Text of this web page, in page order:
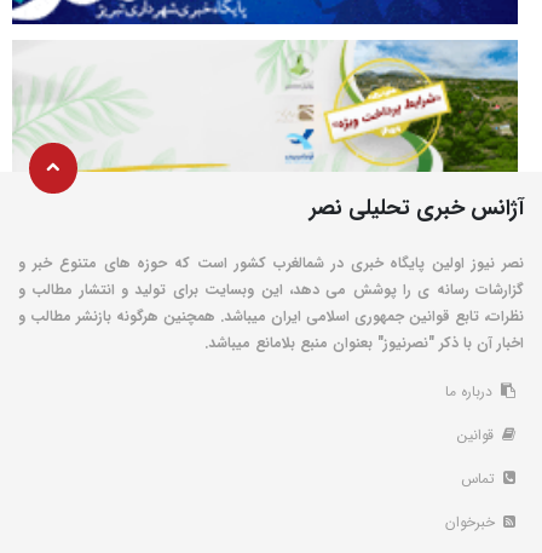
آژانس خبری تحلیلی نصر
نصر نیوز اولین پایگاه خبری در شمالغرب کشور است که حوزه های متنوع خبر و
گزارشات رسانه ی را پوشش می دهد، این وبسایت برای تولید و انتشار مطالب و
نظرات، تابع قوانین جمهوری اسلامی ایران میباشد. همچنین هرگونه بازنشر مطالب و
اخبار آن با ذکر "نصرنیوز" بعنوان منبع بلامانع میباشد.
درباره ما
قوانین
تماس
خبرخوان